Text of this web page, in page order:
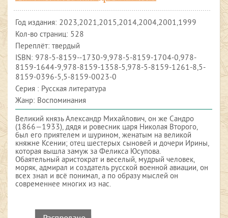
Год издания: 2023,2021,2015,2014,2004,2001,1999
Кол-во страниц: 528
Переплёт: твердый
ISBN: 978-5-8159--1730-9,978-5-8159-1704-0,978-
8159-1644-9,978-8159-1358-5,978-5-8159-1261-8,5-
8159-0396-5,5-8159-0023-0
Серия : Русская литература
Жанр: Воспоминания
Великий князь Александр Михайлович, он же Сандро
(1866—1933), дядя и ровесник царя Николая Второго,
был его приятелем и шурином, женатым на великой
княжне Ксении; отец шестерых сыновей и дочери Ирины,
которая вышла замуж за Феликса Юсупова.
Обаятельный аристократ и веселый, мудрый человек,
моряк, адмирал и создатель русской военной авиации, он
всех знал и всё понимал, а по образу мыслей он
современнее многих из нас.